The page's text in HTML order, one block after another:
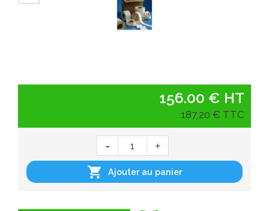
156.00 € HT
187,20 € TTC
 Ajouter au panier